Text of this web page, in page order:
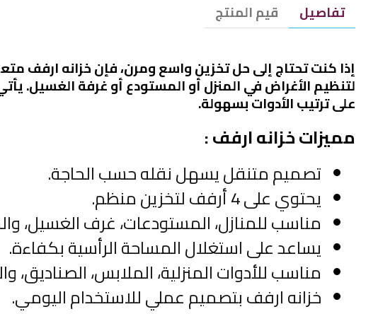
تفاصيل قيم المنتج
إذا كنت تحتاج إلى حل تخزين واسع ومرن، فإن خزانه ارفف
على ترتيب الأدوات بسهولة.
مميزات خزانه ارفف :
تصميم متنقل يسهل نقله حسب الحاجة.
يحتوي على 4 أرفف لتخزين منظم.
مناسب للمنازل، المستودعات، غرف الغسيل،
يساعد على استغلال المساحة الرأسية بكفاءة.
مناسب للأدوات المنزلية، الملابس، الصناديق،
خزانه ارفف بتصميم عملي للاستخدام اليومي.